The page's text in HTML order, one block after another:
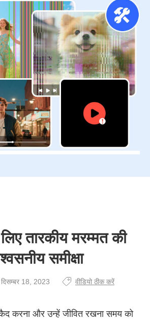
तारकीय मरम्मत की
समीक्षा
दिसम्बर 18, 2023 वीडियो ठीक करें
कैद करना और उन्हें जीवित रखना समय को